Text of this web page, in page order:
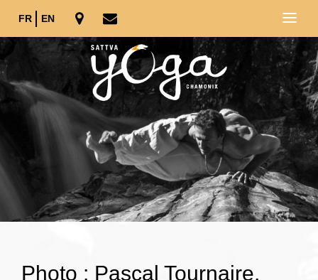
FR EN
Photo : Pascal Tournaire,